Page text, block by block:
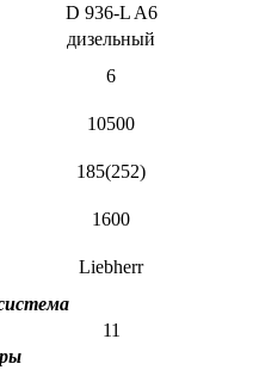
D 936-L A6
дизельный
6
10500
185(252)
1600
Liebherr
11